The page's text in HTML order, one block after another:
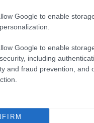
Google to enable
Google to enable
including
and fraud prevention, and
Stabilcoinos fizetés: így alakítja
További népszerű videók
Ettől lesz elképesztően
sörös pác a titok